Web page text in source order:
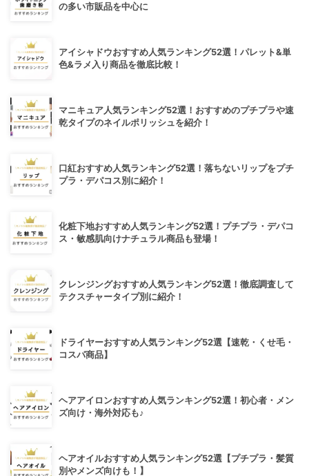
の多い市販品を中心に
アイシャドウおすすめ人気ランキング52選！パレット&単
色&ラメ入り商品を徹底比較！
マニキュア人気ランキング52選！おすすめのプチプラや速
乾タイプのネイルポリッシュを紹介！
口紅おすすめ人気ランキング52選！落ちないリップをプチ
プラ・デパコス別に紹介！
化粧下地おすすめ人気ランキング52選！プチプラ・デパコ
ス・敏感肌向けナチュラル商品も登場！
クレンジングおすすめ人気ランキング52選！徹底調査して
テクスチャータイプ別に紹介！
ドライヤーおすすめ人気ランキング52選【速乾・くせ毛・
コスパ商品】
ヘアアイロンおすすめ人気ランキング52選！初心者・メン
ズ向け・海外対応も♪
ヘアオイルおすすめ人気ランキング52選【プチプラ・髪質
別やメンズ向けも！】